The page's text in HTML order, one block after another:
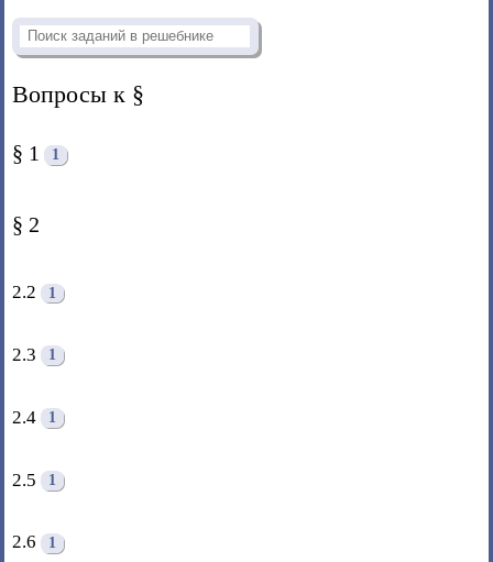
Вопросы к §
§ 1 1
§ 2
2.2 1
2.3 1
2.4 1
2.5 1
2.6 1